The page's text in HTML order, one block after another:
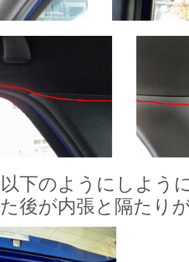
下のようにしよう
後が内張と隔たり